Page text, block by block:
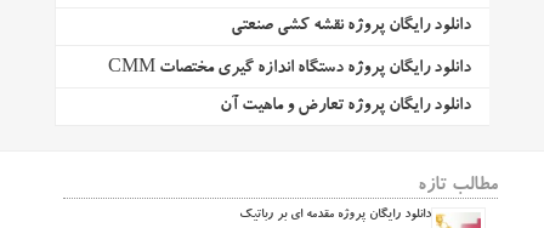
دانلود رایگان پروژه نقشه کشی صنعتی
دانلود رایگان پروژه دستگاه اندازه گیری مختصات CMM
دانلود رایگان پروژه تعارض و ماهیت آن
مطالب تازه
دانلود رایگان پروژه مقدمه ای بر رباتیک